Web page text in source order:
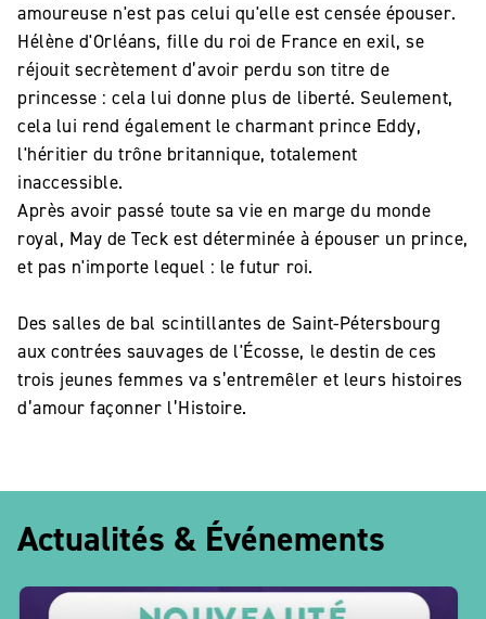
amoureuse n'est pas celui qu'elle est censée épouser.
Hélène d'Orléans, fille du roi de France en exil, se
réjouit secrètement d’avoir perdu son titre de
princesse : cela lui donne plus de liberté. Seulement,
cela lui rend également le charmant prince Eddy,
l'héritier du trône britannique, totalement
inaccessible.
Après avoir passé toute sa vie en marge du monde
royal, May de Teck est déterminée à épouser un prince,
et pas n'importe lequel : le futur roi.
Des salles de bal scintillantes de Saint-Pétersbourg
aux contrées sauvages de l'Écosse, le destin de ces
trois jeunes femmes va s’entremêler et leurs histoires
d’amour façonner l’Histoire.
Actualités & Événements